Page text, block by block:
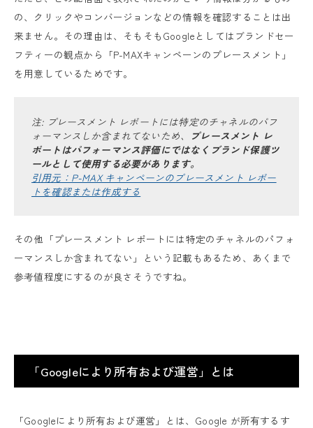
の、クリックやコンバージョンなどの情報を確認することは出
来ません。その理由は、そもそもGoogleとしてはブランドセー
フティーの観点から「P-MAXキャンペーンのプレースメント」
を用意しているためです。
注: プレースメント レポートには特定のチャネルのパフ
ォーマンスしか含まれてないため、
プレースメント レ
ポートはパフォーマンス評価にではなくブランド保護ツ
ールとして使用する必要があります。
引用元：P-MAX キャンペーンのプレースメント レポー
トを確認または作成する
その他「プレースメント レポートには特定のチャネルのパフォ
ーマンスしか含まれてない」という記載もあるため、あくまで
参考値程度にするのが良さそうですね。
「Googleにより所有および運営」とは
「Googleにより所有および運営」とは、Google が所有するす